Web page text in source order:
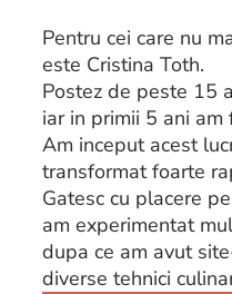
Pentru cei care nu
este Cristina Toth.
Postez de peste 15
iar in primii 5 ani am
Am inceput acest
transformat foarte
Gatesc cu placere
am experimentat
dupa ce am avut
diverse tehnici